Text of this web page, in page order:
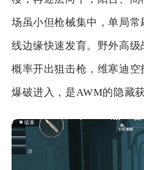
场虽小但枪械集中，单局
线边缘快速发育。野外高
概率开出狙击枪，维寒迪
爆破进入，是AWM的隐藏获